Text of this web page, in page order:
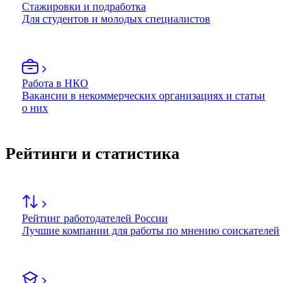
Стажировки и подработка
Для студентов и молодых специалистов
Работа в НКО
Вакансии в некоммерческих организациях и статьи
о них
Рейтинги и статистика
Рейтинг работодателей России
Лучшие компании для работы по мнению соискателей